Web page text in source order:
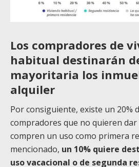
Los compradores de
habitual destinarán
mayoritaria los
alquiler
Por consiguiente, existe un 20%
compradores que no quieren dar
compren un uso como primera
mencionado, un 10% quiere
uso vacacional o de segunda